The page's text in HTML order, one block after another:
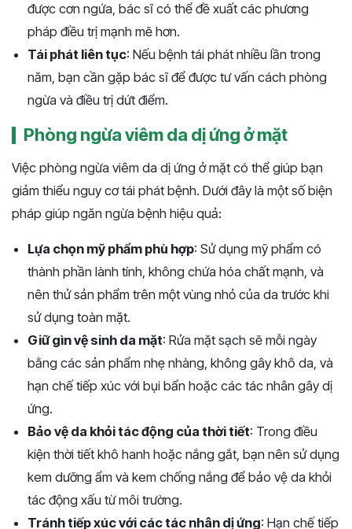
được cơn ngứa, bác sĩ có thể đề xuất các phương
pháp điều trị mạnh mẽ hơn.
Tái phát liên tục: Nếu bệnh tái phát nhiều lần trong
năm, bạn cần gặp bác sĩ để được tư vấn cách phòng
ngừa và điều trị dứt điểm.
Phòng ngừa viêm da dị ứng ở mặt
Việc phòng ngừa viêm da dị ứng ở mặt có thể giúp bạn
giảm thiểu nguy cơ tái phát bệnh. Dưới đây là một số biện
pháp giúp ngăn ngừa bệnh hiệu quả:
Lựa chọn mỹ phẩm phù hợp: Sử dụng mỹ phẩm có
thành phần lành tính, không chứa hóa chất mạnh, và
nên thử sản phẩm trên một vùng nhỏ của da trước khi
sử dụng toàn mặt.
Giữ gìn vệ sinh da mặt: Rửa mặt sạch sẽ mỗi ngày
bằng các sản phẩm nhẹ nhàng, không gây khô da, và
hạn chế tiếp xúc với bụi bẩn hoặc các tác nhân gây dị
ứng.
Bảo vệ da khỏi tác động của thời tiết: Trong điều
kiện thời tiết khô hanh hoặc nắng gắt, bạn nên sử dụng
kem dưỡng ẩm và kem chống nắng để bảo vệ da khỏi
tác động xấu từ môi trường.
Tránh tiếp xúc với các tác nhân dị ứng: Hạn chế tiếp